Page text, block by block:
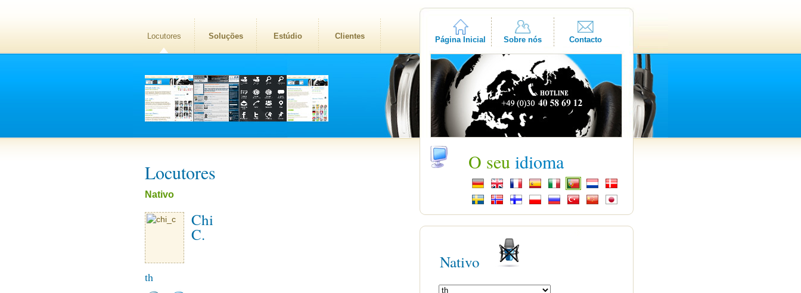
Locutores Soluções Estúdio Clientes Página Inicial Sobre nós Contacto
Locutores
Nativo
Chi
C.
th
O seu idioma
Nativo